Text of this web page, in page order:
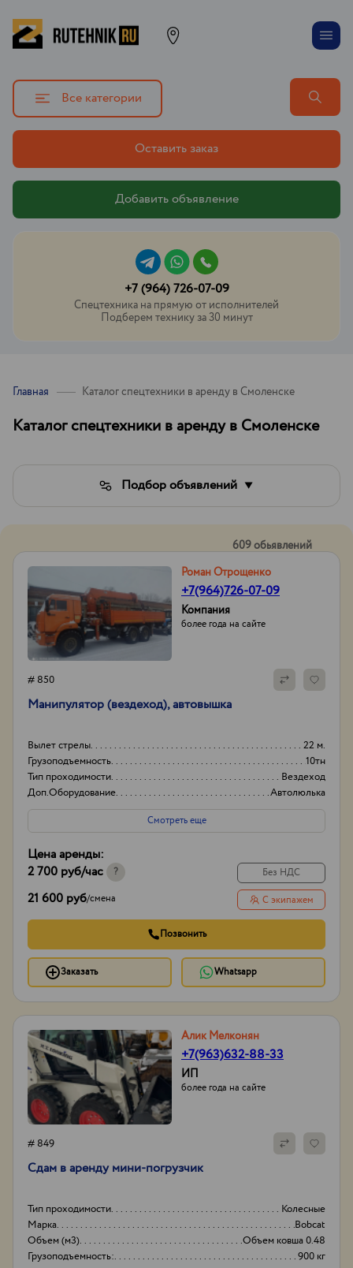
Все категории
Оставить заказ
Добавить объявление
+7 (964) 726-07-09
Спецтехника на прямую от исполнителей
Подберем технику за 30 минут
Главная Каталог спецтехники в аренду в Смоленске
Каталог спецтехники в аренду в Смоленске
Подбор объявлений
609 обьявлений
Роман Отрощенко
+7(964)726-07-09
Компания
более года на сайте
# 850
Манипулятор (вездеход), автовышка
Вылет стрелы
22 м.
Грузоподъемность
10тн
Тип проходимости
Вездеход
Доп.Оборудование
Автолюлька
Смотреть еще
Цена аренды:
2 700 руб/час ?
21 600 руб/смена
Без НДС
С экипажем
Позвонить
Заказать Whatsapp
Алик Мелконян
+7(963)632-88-33
ИП
более года на сайте
# 849
Сдам в аренду мини-погрузчик
Тип проходимости
Колесные
Марка
Bobcat
Объем (м3)
Объем ковша 0.48
Грузоподъемность:
900 кг